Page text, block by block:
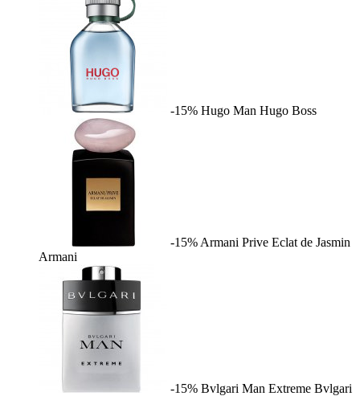
-15% Hugo Man Hugo Boss
-15% Armani Prive Eclat de Jasmin
Armani
-15% Bvlgari Man Extreme Bvlgari